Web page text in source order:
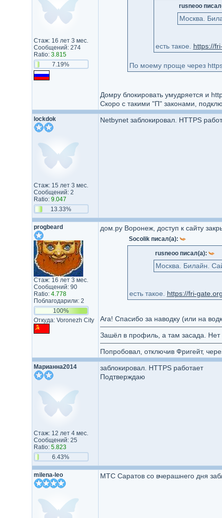
Стаж: 16 лет 3 мес.
Сообщений: 274
Ratio: 3.815
7.19%
rusneoo
Москва.
есть такое. https://
По моему проще через
Домру блокировать умудряется и
Скоро с такими "П" законами,
lockdok
Стаж: 15 лет 3 мес.
Сообщений: 2
Ratio: 9.047
13.33%
Netbynet заблокировал. HTTPS
progbeard
Стаж: 16 лет 3 мес.
Сообщений: 90
Ratio: 4.778
Поблагодарили: 2
100%
Откуда: Voronezh City
дом.ру Воронеж, доступ к сайту
Socolik писал(а):
rusneoo писал(а):
Москва. Билайн.
есть такое. https://fri-
Ага! Спасибо за наводку (или на
Зашёл в профиль, а там засада. Нет
Попробовал, отключив Фригейт,
Марианна2014
Стаж: 12 лет 4 мес.
Сообщений: 25
Ratio: 5.823
6.43%
заблокировал. HTTPS работает
Подтверждаю
milena-leo МТС Саратов со вчерашнего дня